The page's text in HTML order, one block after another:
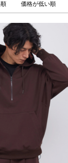
価格が低い順